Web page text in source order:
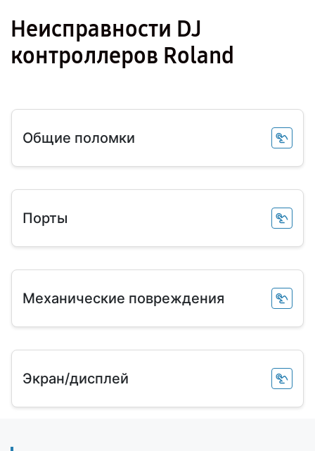
Неисправности DJ
контроллеров Roland
Общие поломки
Порты
Механические повреждения
Экран/дисплей